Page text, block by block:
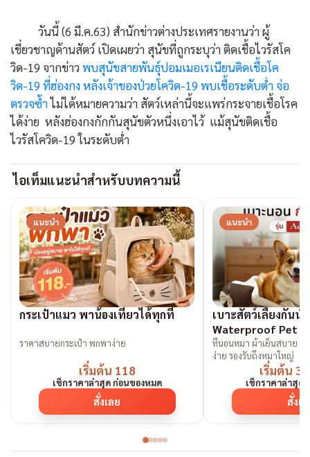
วันนี้ (6 มี.ค.63) สำนักข่าวต่างประเทศรายงานว่า ผู้
เชี่ยวชาญด้านสัตว์ เปิดเผยว่า สุนัขที่ถูกระบุว่า ติดเชื้อไวรัสโค
วิด-19 จากข่าว พบสุนัขสายพันธุ์ปอมเมอเรเนียนติดเชื้อโค
วิด-19 ที่ฮ่องกง หลังเจ้าของป่วยโควิด-19 พบเชื้อระดับต่ำ จ่อ
ตรวจซ้ำไม่ได้หมายความว่า สัตว์เหล่านี้จะแพร่กระจายเชื้อโรค
ได้ง่าย หลังฮ่องกงกักกันสุนัขตัวหนึ่งเอาไว้ แม้สุนัขติดเชื้อ
ไวรัสโควิด-19 ในระดับต่ำ
ไอเท็มแนะนำสำหรับบทความนี้
แนะนำ
กระเป๋าแมว พาน้องเที่ยวได้ทุกที่
ราคาสบายกระเป๋า พกพาง่าย
เริ่มต้น 118
เช็กราคาล่าสุด ก่อนของหมด
สั่งเลย
แนะนำ
เบาะสัตว์เลี้ยงกันน้
Waterproof Pet
ที่นอนหมา ผ้าเย็นสบาย กั
ง่าย รองรับถึงหมาใหญ่
เริ่มต้น
เช็กราคาล่าสุด
สั่งเ